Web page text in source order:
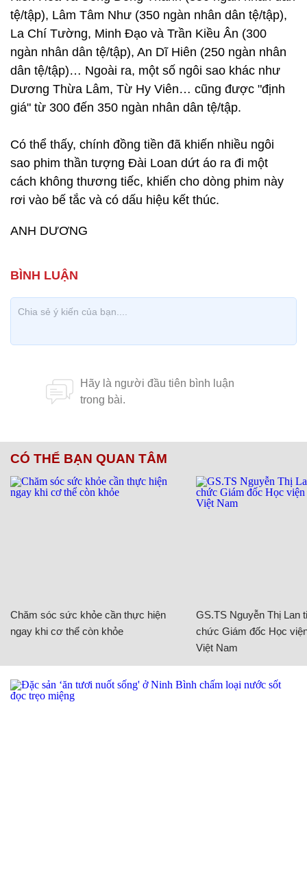
tệ/tập), Lâm Tâm Như (350 ngàn nhân dân tệ/tập),
La Chí Tường, Minh Đạo và Trần Kiều Ân (300
ngàn nhân dân tệ/tập), An Dĩ Hiên (250 ngàn nhân
dân tệ/tập)… Ngoài ra, một số ngôi sao khác như
Dương Thừa Lâm, Từ Hy Viên… cũng được "định
giá" từ 300 đến 350 ngàn nhân dân tệ/tập.
Có thể thấy, chính đồng tiền đã khiến nhiều ngôi
sao phim thần tượng Đài Loan dứt áo ra đi một
cách không thương tiếc, khiến cho dòng phim này
rơi vào bế tắc và có dấu hiệu kết thúc.
ANH DƯƠNG
CÓ THỂ BẠN QUAN TÂM
Chăm sóc sức khỏe cần thực hiện
ngay khi cơ thể còn khỏe
GS.TS Nguyễn Thị Lan
chức Giám đốc Học
Việt Nam